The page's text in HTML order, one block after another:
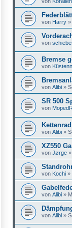
von Harry »
von
Bremse
von
von Alibi »
SR 500
von
von Alibi »
XZ550
von Jørge »
von Kochi »
von Alibi »
von Alibi »